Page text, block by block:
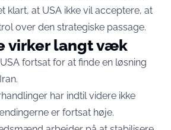
klart, at USA ikke vil acceptere, at
over den strategiske passage.
virker langt væk
fortsat for at finde en løsning
har indtil videre ikke
er fortsat høje.